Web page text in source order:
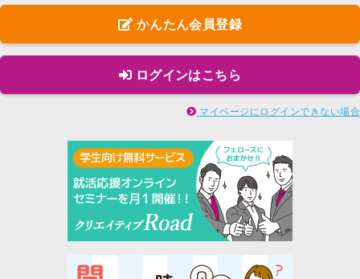
かんたん会員登録
ログインはこちら
マイページにログインできない場合